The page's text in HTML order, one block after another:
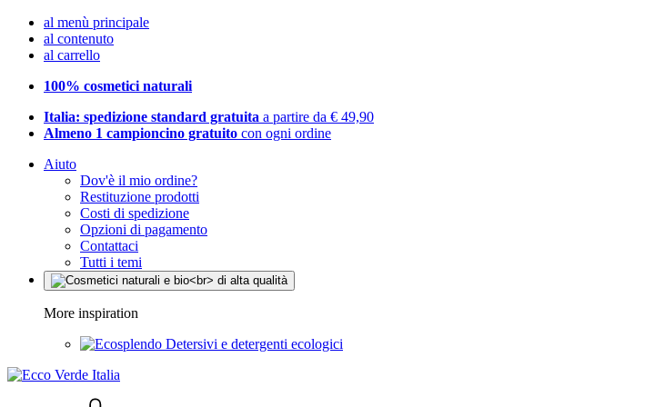
al menù principale
al contenuto
al carrello
100% cosmetici naturali
Italia: spedizione standard gratuita a partire da € 49,90
Almeno 1 campioncino gratuito con ogni ordine
Aiuto
Dov'è il mio ordine?
Restituzione prodotti
Costi di spedizione
Opzioni di pagamento
Contattaci
Tutti i temi
More inspiration
Detersivi e detergenti ecologici